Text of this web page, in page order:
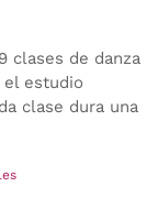
clases de danza
estudio
clase dura una